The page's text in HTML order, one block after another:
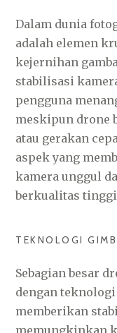
Dalam dunia
adalah elemen
kejernihan
stabilisasi
pengguna
meskipun drone
atau gerakan
aspek yang
kamera unggul
berkualitas
TEKNOLOGI
Sebagian besar
dengan
memberikan
memungkinkan